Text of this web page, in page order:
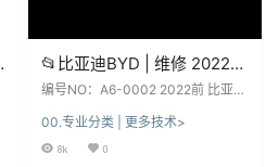
📂比亚迪BYD | 维修 2022年
前 全部系列:秦汉唐宋元
E12356 混动DM-i+纯电
EV+燃油车 离线版维修手册
+电路图资料(13.4G 8684
编号NO：A6-0002 2022前 比亚迪
版维修手册+电路图资料(13.4G 868
4份) 关 键 字 ： E1纯电 E2纯电 E3
00.专业分类 | 更多技术>
8k 0